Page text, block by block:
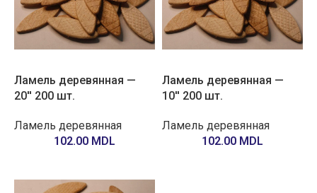
Ламель деревянная —
20'' 200 шт.
Ламель деревянная
102.00 MDL
Ламель деревянная —
10'' 200 шт.
Ламель деревянная
102.00 MDL